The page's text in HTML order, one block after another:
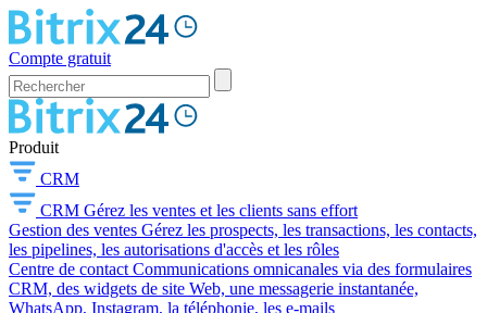
Compte gratuit
Produit
CRM
CRM Gérez les ventes et les clients sans effort
Gestion des ventes Gérez les prospects, les transactions, les contacts,
les pipelines, les autorisations d'accès et les rôles
Centre de contact Communications omnicanales via des formulaires
CRM, des widgets de site Web, une messagerie instantanée,
WhatsApp, Instagram, la téléphonie, les e-mails